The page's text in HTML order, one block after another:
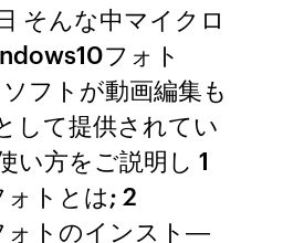
そんな中マイクロ
フォト
フトが動画編集も
して提供されてい
い方をご説明し 1
トとは; 2
ォトのインスト―